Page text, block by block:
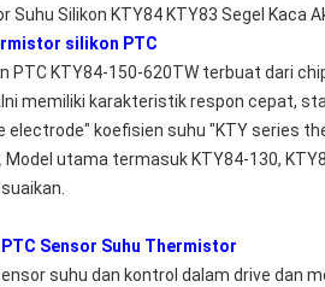
Suhu Silikon KTY84 KTY83 Segel Kaca
silikon PTC
PTC KTY84-150-620TW terbuat dari
memiliki karakteristik respon cepat,
electrode" koefisien suhu "KTY series
utama termasuk KTY84-130,
Sensor Suhu Thermistor
suhu dan kontrol dalam drive dan